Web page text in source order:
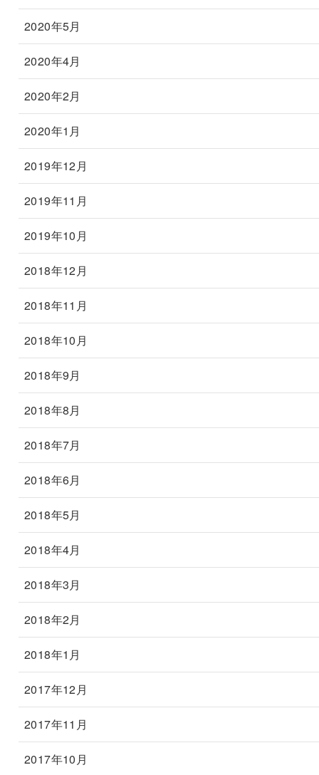
2020年5月
2020年4月
2020年2月
2020年1月
2019年12月
2019年11月
2019年10月
2018年12月
2018年11月
2018年10月
2018年9月
2018年8月
2018年7月
2018年6月
2018年5月
2018年4月
2018年3月
2018年2月
2018年1月
2017年12月
2017年11月
2017年10月